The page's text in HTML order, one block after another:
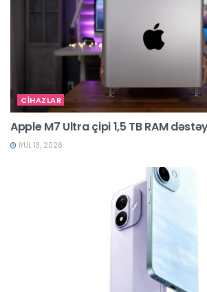
CİHAZLAR
Apple M7 Ultra çipi 1,5 TB RAM
İYUL 13, 2026